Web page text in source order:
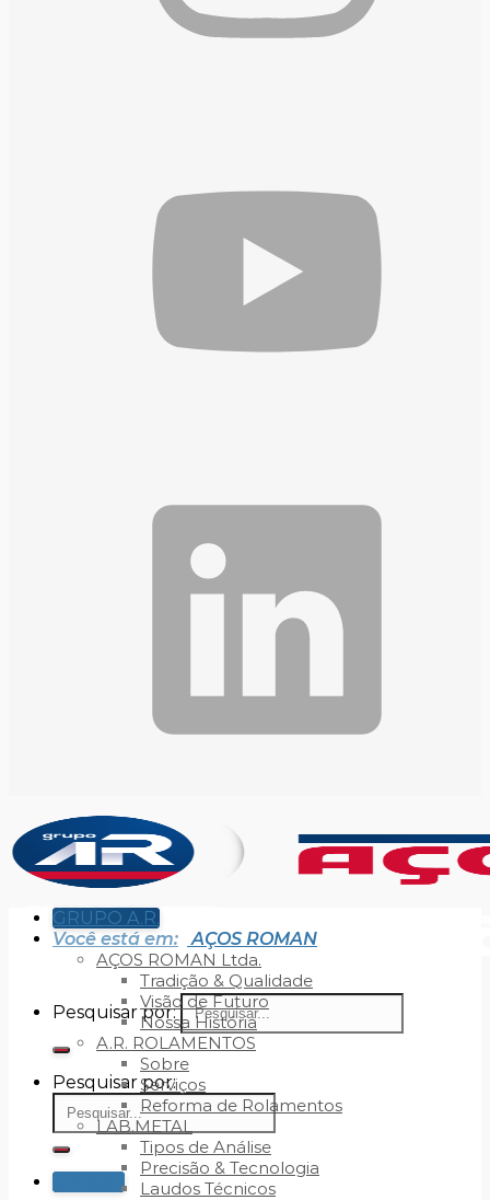
Pesquisar por:
Pesquisar por:
Cotação
GRUPO A.R.
Você está em:
AÇOS ROMAN
AÇOS ROMAN Ltda.
Tradição & Qualidade
Visão de Futuro
Nossa História
A.R. ROLAMENTOS
Sobre
Serviços
Reforma de Rolamentos
LAB.METAL
Tipos de Análise
Precisão & Tecnologia
Laudos Técnicos